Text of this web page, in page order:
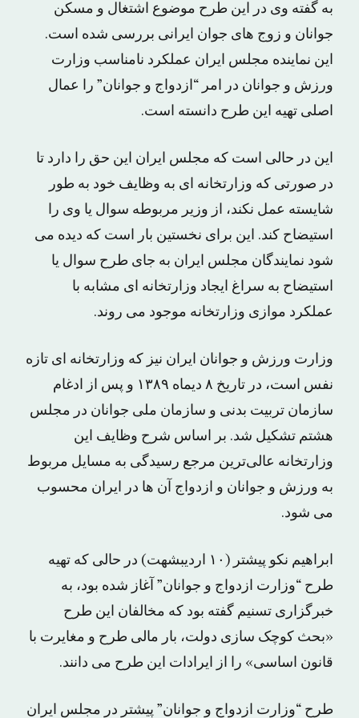
به گفته وی در این طرح موضوع اشتغال و مسکن
جوانان و زوج های جوان ایرانی بررسی شده است.
این نماینده مجلس ایران عملکرد نامناسب وزارت
ورزش و جوانان در امر “ازدواج و جوانان” را عمال
اصلی تهیه این طرح دانسته است.
این در حالی است که مجلس ایران این حق را دارد تا
در صورتی که وزارتخانه ای به وظایف خود به طور
شایسته عمل نکند، از وزیر مربوطه سوال یا وی را
استیضاح کند. این برای نخستین بار است که دیده می
شود نمایندگان مجلس ایران به جای طرح سوال یا
استیضاح به سراغ ایجاد وزارتخانه ای مشابه با
عملکرد موازی وزارتخانه موجود می روند.
وزارت ورزش و جوانان ایران نیز که وزارتخانه ای تازه
نفس است، در تاریخ ۸ دیماه ۱۳۸۹ و پس از ادغام
سازمان تربیت بدنی و سازمان ملی جوانان در مجلس
هشتم تشکیل شد. بر اساس شرح وظایف این
وزارتخانه عالی‌ترین مرجع رسیدگی به مسایل مربوط
به ورزش و جوانان و ازدواج آن ها در ایران محسوب
می شود.
ابراهیم نکو پیشتر (۱۰ اردیبشهت) در حالی که تهیه
طرح “وزارت ازدواج و جوانان” آغاز شده بود، به
خبرگزاری تسنیم گفته بود که مخالفان این طرح
«بحث کوچک سازی دولت، بار مالی طرح و مغایرت با
قانون اساسی» را از ایرادات این طرح می دانند.
طرح “وزارت ازدواج و جوانان” پیشتر در مجلس ایران